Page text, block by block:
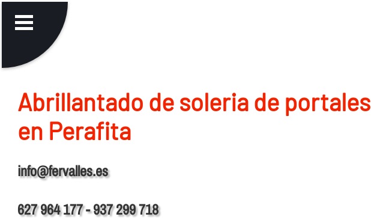
Abrillantado de soleria de portales
en Perafita
info@fervalles.es
627 964 177 - 937 299 718